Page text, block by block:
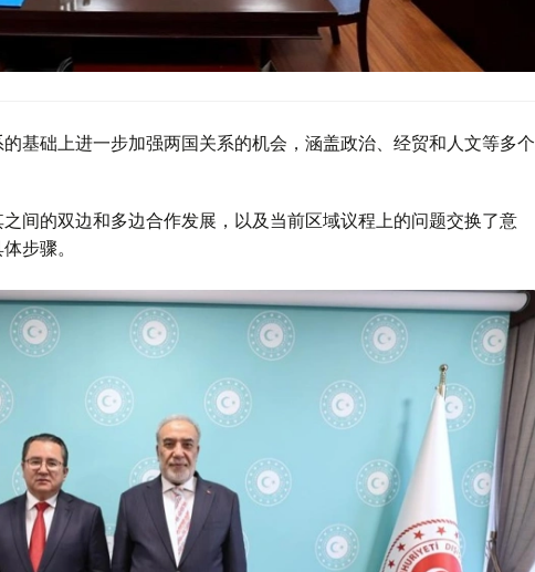
基础上进一步加强两国关系的机会，涵盖政治、经贸和人文等多个
间的双边和多边合作发展，以及当前区域议程上的问题交换了意
步骤。